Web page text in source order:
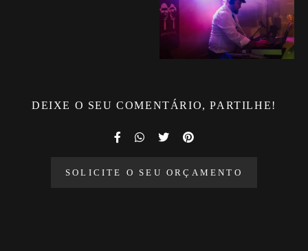
DEIXE O SEU COMENTÁRIO, PARTILHE!
SOLICITE O SEU ORÇAMENTO